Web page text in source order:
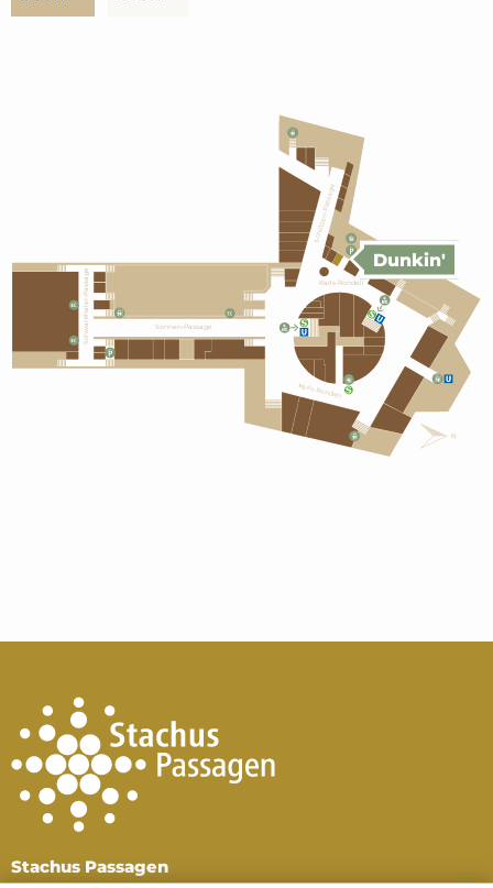
Karls-Rondell
Sonnen-Passage
Schwanthaler-Passage
Schützen-Passage
Karls-Rondell
Dunkin'
Stachus Passagen